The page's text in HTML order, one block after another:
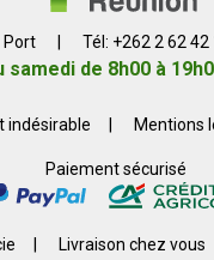
Port Tél: +262 2 62 42
samedi de 8h00 à
indésirable Mentions
Paiement sécurisé
Livraison chez vous